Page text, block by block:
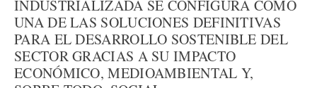
INDUSTRIALIZADA SE CONFIGURA COMO
UNA DE LAS SOLUCIONES DEFINITIVAS
PARA EL DESARROLLO SOSTENIBLE DEL
SECTOR GRACIAS A SU IMPACTO
ECONÓMICO, MEDIOAMBIENTAL Y,